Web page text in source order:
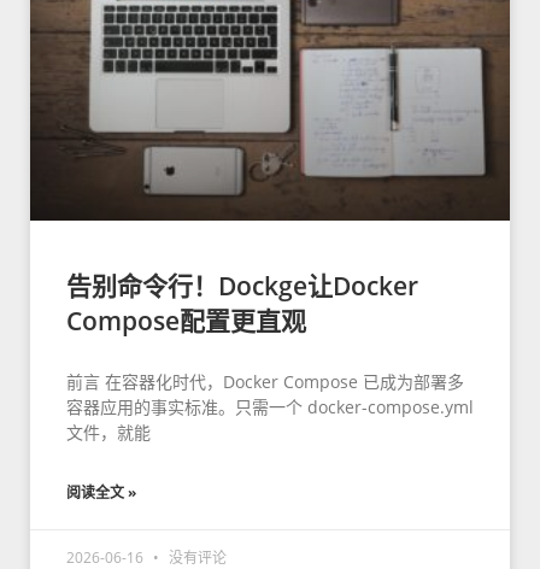
告别命令行！Dockge让Docker
Compose配置更直观
前言 在容器化时代，Docker Compose 已成为部署多
容器应用的事实标准。只需一个 docker-compose.yml
文件，就能
阅读全文 »
2026-06-16 没有评论